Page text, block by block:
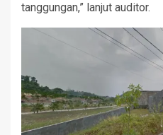
tanggungan,” lanjut auditor.